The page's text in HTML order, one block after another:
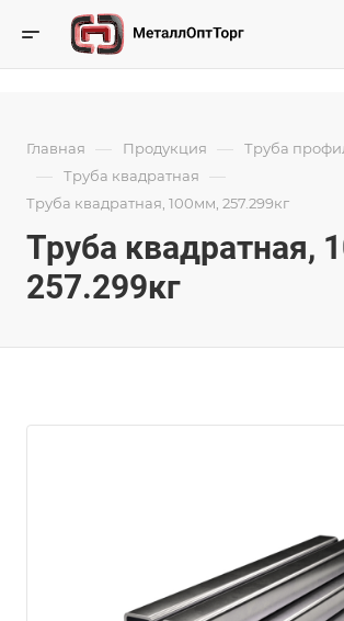
Главная — Продукция — Труба
— Труба квадратная —
Труба квадратная, 100мм, 257.299кг
Труба квадратная,
257.299кг